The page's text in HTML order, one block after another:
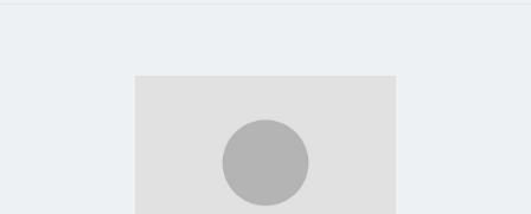
profile
page